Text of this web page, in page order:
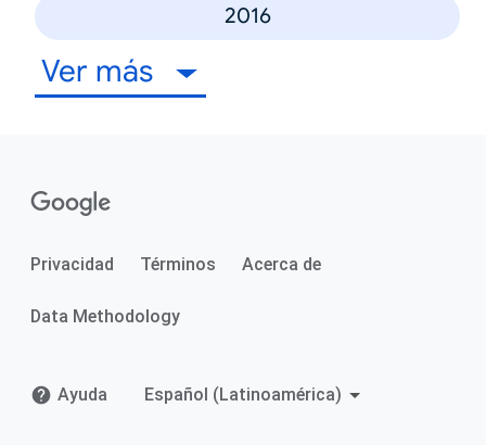
2016
Ver más
Privacidad Términos Acerca de
Data Methodology
Ayuda